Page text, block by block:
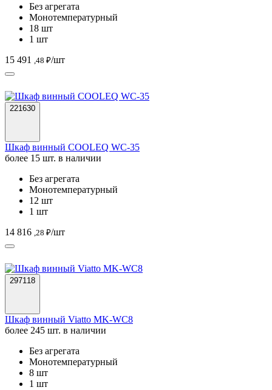
Без агрегата
Монотемпературный
18 шт
1 шт
15 491
,48 ₽/шт
221630
Шкаф винный COOLEQ WC-35
более 15 шт. в наличии
Без агрегата
Монотемпературный
12 шт
1 шт
14 816 ,28 ₽/шт
297118
Шкаф винный Viatto MK-WC8
более 245 шт. в наличии
Без агрегата
Монотемпературный
8 шт
1 шт